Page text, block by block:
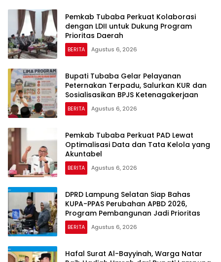
Pemkab Tubaba Perkuat Kolaborasi
dengan LDII untuk Dukung Program
Prioritas Daerah
BERITA Agustus 6, 2026
Bupati Tubaba Gelar Pelayanan
Peternakan Terpadu, Salurkan KUR dan
Sosialisasikan BPJS Ketenagakerjaan
BERITA Agustus 6, 2026
Pemkab Tubaba Perkuat PAD Lewat
Optimalisasi Data dan Tata Kelola yang
Akuntabel
BERITA Agustus 6, 2026
DPRD Lampung Selatan Siap Bahas
KUPA-PPAS Perubahan APBD 2026,
Program Pembangunan Jadi Prioritas
BERITA Agustus 6, 2026
Hafal Surat Al-Bayyinah, Warga Natar